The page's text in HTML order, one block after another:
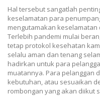
Hal tersebut sangatlah
keselamatan para
mengutamakan
Terlebih pandemi mulai
tetap protokol kesehatan
selalu aman dan tenang
hadirkan untuk para
muatannya. Para pelanggan
kebutuhan, atau sesuaikan
rombongan yang akan diikut